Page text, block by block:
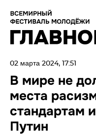
02 марта 2024, 17:51
В мире не
места
стандартам
Путин